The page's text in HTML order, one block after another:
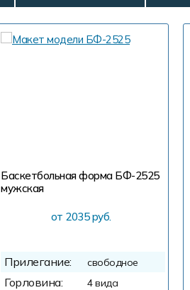
Баскетбольная форма БФ-2525
мужская
от 2035 руб.
Прилегание: свободное
Горловина: 4 вида